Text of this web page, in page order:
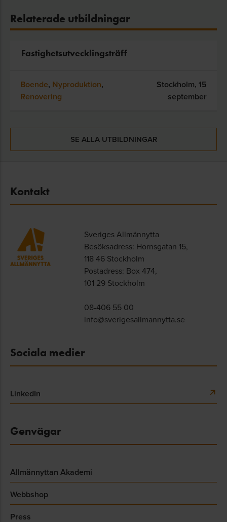
Relaterade utbildningar
Fastighetsutvecklingsträff
Boende, Nyproduktion,
Renovering
Stockholm, 15
september
SE ALLA UTBILDNINGAR
Kontakt
Sveriges Allmännytta
Besöksadress: Hornsgatan 15,
118 46 Stockholm
Postadress: Box 474,
101 29 Stockholm
08-406 55 00
info@sverigesallmannytta.se
Sociala medier
LinkedIn
Genvägar
Allmännyttan Akademi
Webbshop
Press